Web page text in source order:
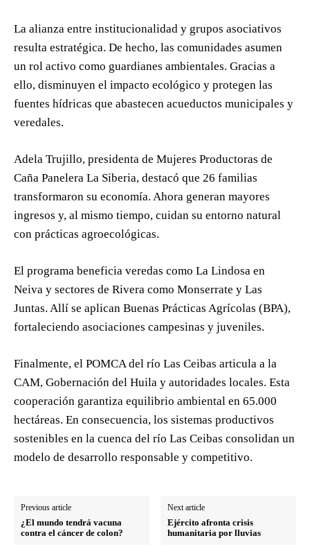
La alianza entre institucionalidad y grupos asociativos
resulta estratégica. De hecho, las comunidades asumen
un rol activo como guardianes ambientales. Gracias a
ello, disminuyen el impacto ecológico y protegen las
fuentes hídricas que abastecen acueductos municipales y
veredales.
Adela Trujillo, presidenta de Mujeres Productoras de
Caña Panelera La Siberia, destacó que 26 familias
transformaron su economía. Ahora generan mayores
ingresos y, al mismo tiempo, cuidan su entorno natural
con prácticas agroecológicas.
El programa beneficia veredas como La Lindosa en
Neiva y sectores de Rivera como Monserrate y Las
Juntas. Allí se aplican Buenas Prácticas Agrícolas (BPA),
fortaleciendo asociaciones campesinas y juveniles.
Finalmente, el POMCA del río Las Ceibas articula a la
CAM, Gobernación del Huila y autoridades locales. Esta
cooperación garantiza equilibrio ambiental en 65.000
hectáreas. En consecuencia, los sistemas productivos
sostenibles en la cuenca del río Las Ceibas consolidan un
modelo de desarrollo responsable y competitivo.
Previous article
¿El mundo tendrá vacuna
contra el cáncer de colon?
Next article
Ejército afronta crisis
humanitaria por lluvias